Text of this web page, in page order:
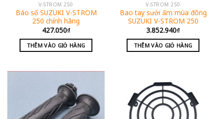
V-STROM 250
Báo số SUZUKI V-STROM
250 chính hãng
427.050₫
THÊM VÀO GIỎ HÀNG
V-STROM 250
Bao tay sưởi ấm mùa đông
SUZUKI V-STROM 250
3.852.940₫
THÊM VÀO GIỎ HÀNG